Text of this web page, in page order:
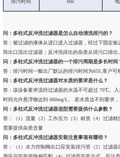
排污时间 60s
问：多柱式反冲洗过滤器是怎么自动清洗排污的？
答：被过滤的液体从进口进入过滤器，经过下固定
筒出口流出过滤器；反冲洗排出的杂质从排污口排出。
问： 多柱式反冲洗过滤器的一个排污周期是多长时间
答：排污时间一般出厂默认的排污时间为65S,客户可
问：多柱式反冲洗过滤器对水质的要求是什么？
答：该设备要求流经过滤器的水温不可超过 70℃。
时间允许悬浮物达到 660mg/L。 若水质达不到要求
问：多柱式反冲洗过滤器选型需要提供什么参数？
答：（1）流量（2）工作压力（3）材质（4）过滤
需要提供杂质含量
问：多柱式反冲洗过滤器安装注意事项有哪些？
答：（1）水力控制阀出口应安装排污管（2）过滤